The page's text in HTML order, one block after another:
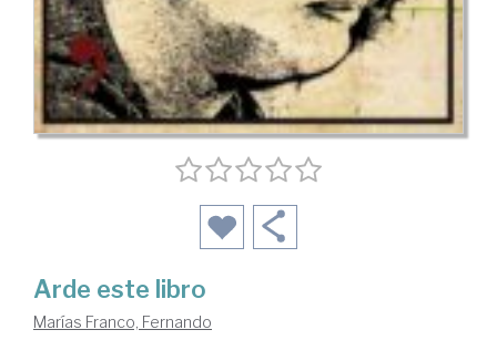
Arde este libro
Marías Franco, Fernando